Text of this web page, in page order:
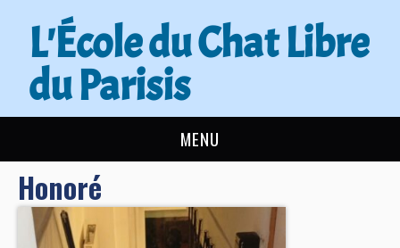
L'École du Chat Libre
du Parisis
MENU
L’ÉCOLE DU CHAT
ACTUALITÉS
Honoré